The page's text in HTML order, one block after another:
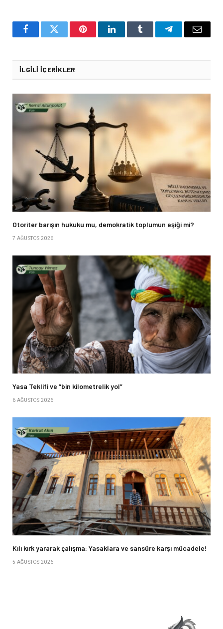
FacebookTwitter PinterestLinkedInTumblr TelegramEmail
İLGILI İÇERIKLER
Otoriter barışın hukuku mu, demokratik toplumun eşiği mi?
7 AĞUSTOS 2026
Yasa Teklifi ve “bin kilometrelik yol”
6 AĞUSTOS 2026
Kılı kırk yararak çalışma: Yasaklara ve sansüre karşı mücadele!
5 AĞUSTOS 2026